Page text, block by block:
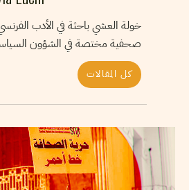
خولة العشي باحثة في الأدب
صحفية مختصة في الشؤون
كل المقالات